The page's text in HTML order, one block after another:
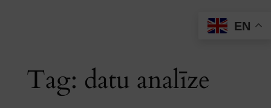
Tag: datu analīze
EN